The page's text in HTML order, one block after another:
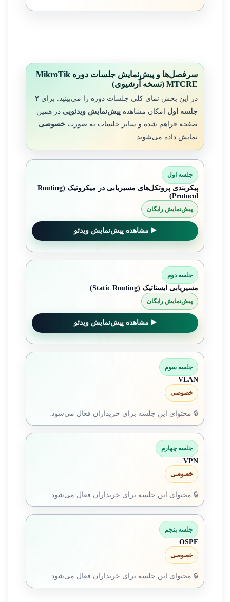
سرفصل‌ها و پیش‌نمایش جلسات دوره MikroTik
MTCRE (نسخه آرشیوی)
در این بخش نمای کلی جلسات دوره را می‌بینید. برای ۲
جلسه اول امکان مشاهده پیش‌نمایش ویدئویی در همین
صفحه فراهم شده و سایر جلسات به صورت خصوصی
نمایش داده می‌شوند.
جلسه اول
پیکربندی پروتکل‌های مسیریابی در میکروتیک (Routing
Protocol)
پیش‌نمایش رایگان
▶️ مشاهده پیش‌نمایش ویدئو
جلسه دوم
مسیریابی ایستاتیک (Static Routing)
پیش‌نمایش رایگان
▶️ مشاهده پیش‌نمایش ویدئو
جلسه سوم
VLAN
خصوصی
🔒 محتوای این جلسه برای خریداران فعال می‌شود.
جلسه چهارم
VPN
خصوصی
🔒 محتوای این جلسه برای خریداران فعال می‌شود.
جلسه پنجم
OSPF
خصوصی
🔒 محتوای این جلسه برای خریداران فعال می‌شود.